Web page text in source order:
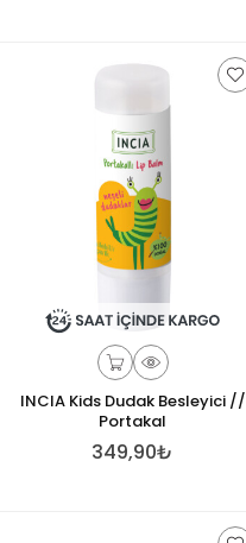
INCIA Kids Dudak Besleyici //
Portakal
349,90₺